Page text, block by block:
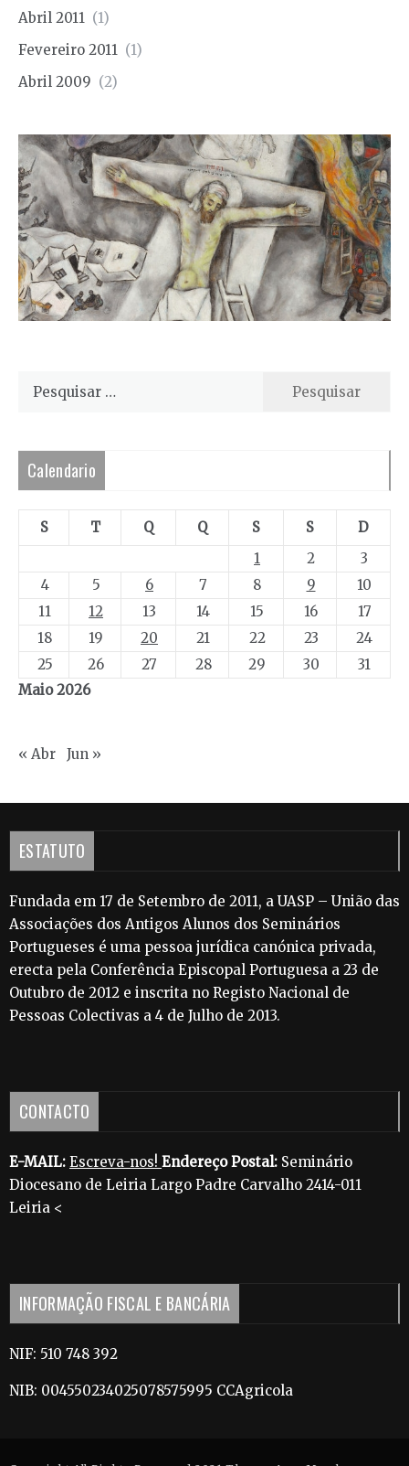
Abril 2011 (1)
Fevereiro 2011 (1)
Abril 2009 (2)
Pesquisar
Calendario
Maio 2026
S T Q Q S S
D
1
2
3
4
5 6 7 8 9
10
11
12 13 14 15 16
17
18
19 20 21 22 23
24
25
26 27 28 29 30 31
« Abr Jun »
ESTATUTO
Fundada em 17 de Setembro de 2011, a UASP – União das
Associações dos Antigos Alunos dos Seminários
Portugueses é uma pessoa jurídica canónica privada,
erecta pela Conferência Episcopal Portuguesa a 23 de
Outubro de 2012 e inscrita no Registo Nacional de
Pessoas Colectivas a 4 de Julho de 2013.
CONTACTO
E-MAIL: Escreva-nos! Endereço Postal: Seminário
Diocesano de Leiria Largo Padre Carvalho 2414-011
Leiria <
INFORMAÇÃO FISCAL E BANCÁRIA
NIF: 510 748 392
NIB: 004550234025078575995 CCAgricola